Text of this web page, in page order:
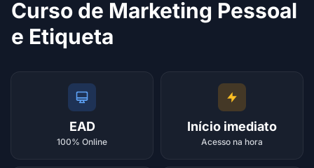
Curso de Marketing Pessoal
e Etiqueta
EAD
100% Online
Início imediato
Acesso na hora